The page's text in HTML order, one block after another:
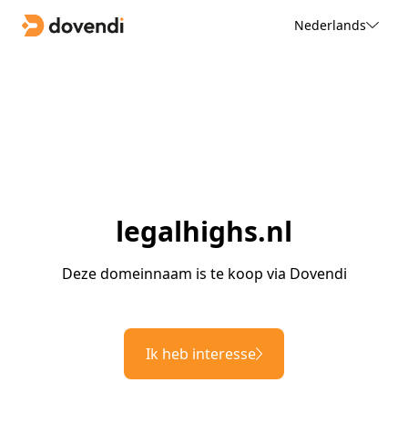
Nederlands
legalhighs.nl
Deze domeinnaam is te koop via Dovendi
Ik heb interesse